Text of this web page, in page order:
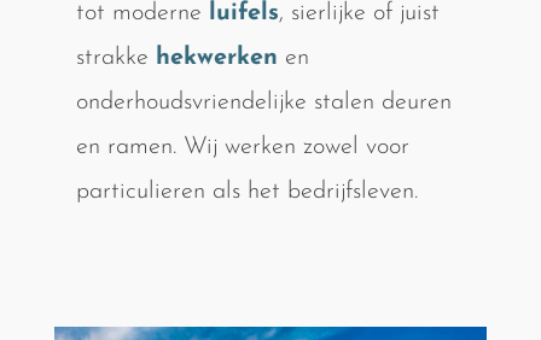
tot moderne luifels, sierlijke of juist
strakke hekwerken en
onderhoudsvriendelijke stalen deuren
en ramen. Wij werken zowel voor
particulieren als het bedrijfsleven.